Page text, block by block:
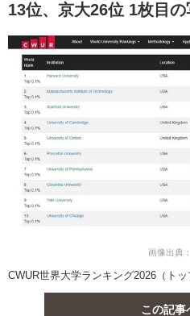
13位、京大26位 1枚目
画像出典
CWUR世界大学ランキング2026（トッ
この記事